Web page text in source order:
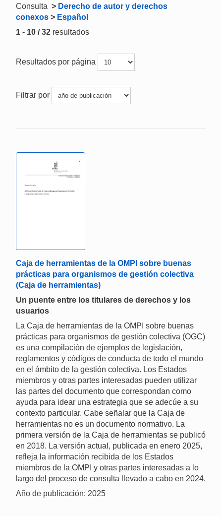
Consulta > Derecho de autor y derechos
conexos > Español
1 - 10 / 32 resultados
Resultados por página
Filtrar por
Caja de herramientas de la OMPI sobre buenas
prácticas para organismos de gestión colectiva
(Caja de herramientas)
Un puente entre los titulares de derechos y los
usuarios
La Caja de herramientas de la OMPI sobre buenas
prácticas para organismos de gestión colectiva (OGC)
es una compilación de ejemplos de legislación,
reglamentos y códigos de conducta de todo el mundo
en el ámbito de la gestión colectiva. Los Estados
miembros y otras partes interesadas pueden utilizar
las partes del documento que correspondan como
ayuda para idear una estrategia que se adecúe a su
contexto particular. Cabe señalar que la Caja de
herramientas no es un documento normativo. La
primera versión de la Caja de herramientas se publicó
en 2018. La versión actual, publicada en enero 2025,
refleja la información recibida de los Estados
miembros de la OMPI y otras partes interesadas a lo
largo del proceso de consulta llevado a cabo en 2024.
Año de publicación: 2025